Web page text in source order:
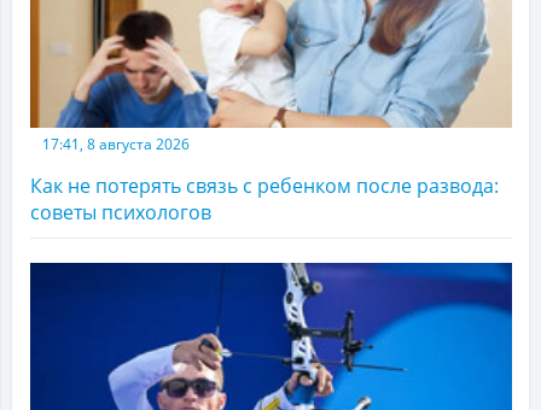
17:41, 8 августа 2026
Как не потерять связь с ребенком после развода:
советы психологов